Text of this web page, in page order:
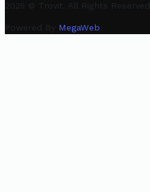
2025 © Trovit. All Rights Reserved.
Powered By MegaWeb